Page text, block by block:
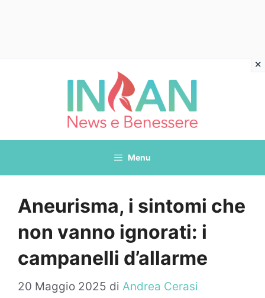
Menu
Aneurisma, i sintomi che
non vanno ignorati: i
campanelli d’allarme
20 Maggio 2025 di Andrea Cerasi